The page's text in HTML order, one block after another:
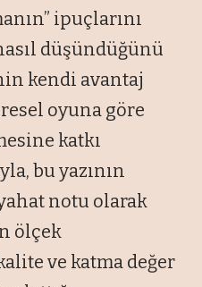
ipuçlarını
düşündüğünü
kendi avantaj
oyuna göre
katkı
bu yazının
notu olarak
ölçek
ve katma değer